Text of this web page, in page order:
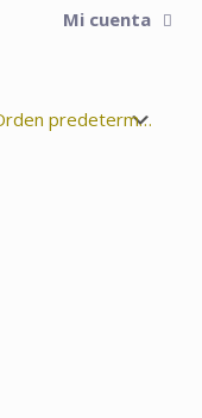
Mi cuenta